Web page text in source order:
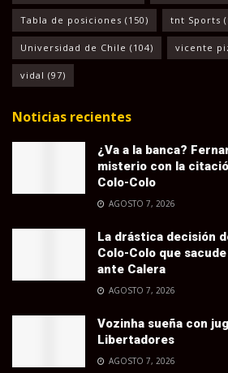
Tabla de posiciones (150) tnt Sports
Universidad de Chile (104) vicente
vidal (97)
Noticias recientes
¿Va a la banca?
misterio con la
Colo-Colo
AGOSTO 7, 2026
La drástica decisión
Colo-Colo que
ante Calera
AGOSTO 7, 2026
Vozinha sueña con
Libertadores
AGOSTO 7, 2026